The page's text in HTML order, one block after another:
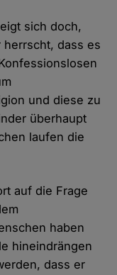
sich doch,
herrscht, dass es
und diese zu
überhaupt
laufen die
auf die Frage
haben
hineindrängen
dass er